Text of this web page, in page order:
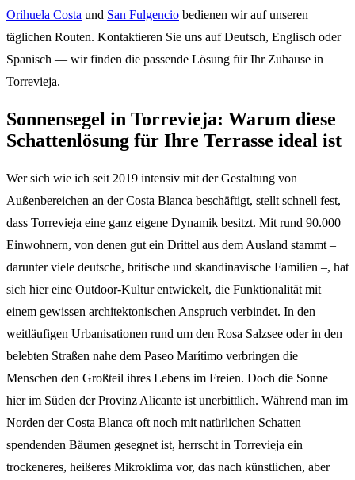
Orihuela Costa und San Fulgencio bedienen wir auf unseren
täglichen Routen. Kontaktieren Sie uns auf Deutsch, Englisch oder
Spanisch — wir finden die passende Lösung für Ihr Zuhause in
Torrevieja.
Sonnensegel in Torrevieja: Warum diese
Schattenlösung für Ihre Terrasse ideal ist
Wer sich wie ich seit 2019 intensiv mit der Gestaltung von
Außenbereichen an der Costa Blanca beschäftigt, stellt schnell fest,
dass Torrevieja eine ganz eigene Dynamik besitzt. Mit rund 90.000
Einwohnern, von denen gut ein Drittel aus dem Ausland stammt –
darunter viele deutsche, britische und skandinavische Familien –, hat
sich hier eine Outdoor-Kultur entwickelt, die Funktionalität mit
einem gewissen architektonischen Anspruch verbindet. In den
weitläufigen Urbanisationen rund um den Rosa Salzsee oder in den
belebten Straßen nahe dem Paseo Marítimo verbringen die
Menschen den Großteil ihres Lebens im Freien. Doch die Sonne
hier im Süden der Provinz Alicante ist unerbittlich. Während man im
Norden der Costa Blanca oft noch mit natürlichen Schatten
spendenden Bäumen gesegnet ist, herrscht in Torrevieja ein
trockeneres, heißeres Mikroklima vor, das nach künstlichen, aber